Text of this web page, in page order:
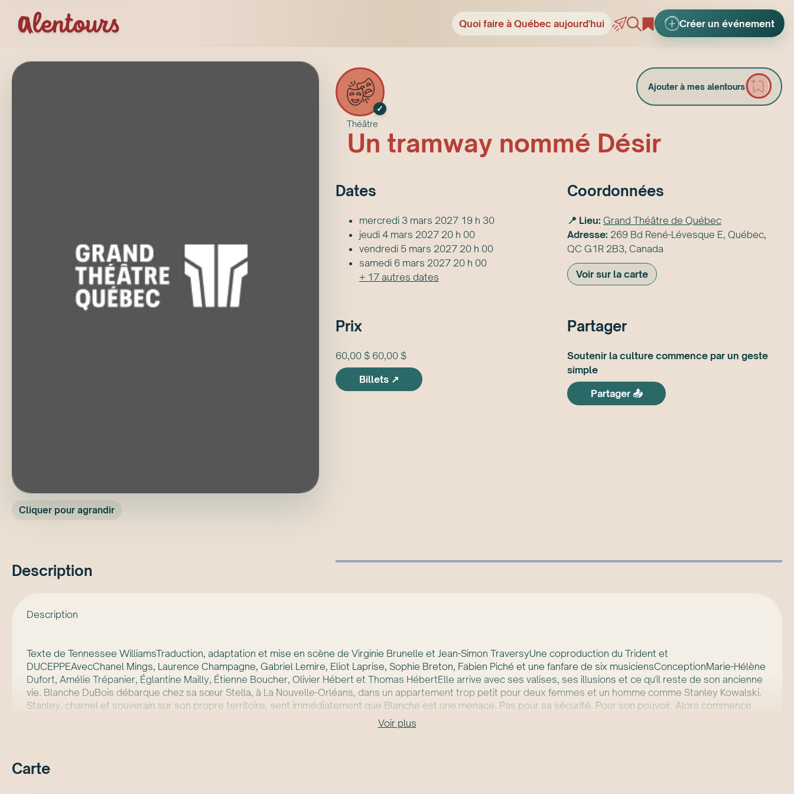
Quoi faire à Québec aujourd'hui Créer un événement
Cliquer pour agrandir
✓
Théâtre
Ajouter à mes alentours
Un tramway nommé Désir
Dates
mercredi 3 mars 2027 19 h 30
jeudi 4 mars 2027 20 h 00
vendredi 5 mars 2027 20 h 00
samedi 6 mars 2027 20 h 00
+ 17 autres dates
Coordonnées
📍 Lieu: Grand Théâtre de Québec
Adresse: 269 Bd René-Lévesque E, Québec,
QC G1R 2B3, Canada
Voir sur la carte
Prix
60,00 $ 60,00 $
Billets ↗
Partager
Soutenir la culture commence par un geste
simple
Partager 📤
Description
Description
Texte de Tennessee WilliamsTraduction, adaptation et mise en scène de Virginie Brunelle et Jean-Simon TraversyUne coproduction du Trident et
DUCEPPEAvecChanel Mings, Laurence Champagne, Gabriel Lemire, Eliot Laprise, Sophie Breton, Fabien Piché et une fanfare de six musiciensConceptionMarie-Hélène
Dufort, Amélie Trépanier, Églantine Mailly, Étienne Boucher, Olivier Hébert et Thomas HébertElle arrive avec ses valises, ses illusions et ce qu'il reste de son ancienne
vie. Blanche DuBois débarque chez sa sœur Stella, à La Nouvelle-Orléans, dans un appartement trop petit pour deux femmes et un homme comme Stanley Kowalski.
Stanley, charnel et souverain sur son propre territoire, sent immédiatement que Blanche est une menace. Pas pour sa sécurité. Pour son pouvoir. Alors commence
une guerre sourde, implacable, où chaque mot est une arme et chaque verre de whisky une forteresse. Stanley s'emploie à détruire Blanche lentement,
méthodiquement, sapant sa crédibilité et retournant son entourage contre elle en la faisant passer pour folle.Ce que la pièce dit aujourd'hui résonne avec une
l’aimable autorisation de l'University of the South, à Sewanee, au Tennessee et de l'International Literary Properties.
Voir plus
Carte